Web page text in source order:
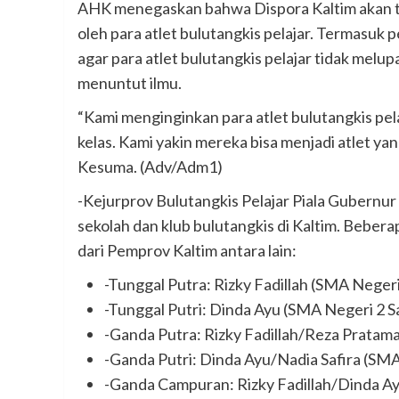
AHK menegaskan bahwa Dispora Kaltim
oleh para atlet bulutangkis pelajar. Termasuk
agar para atlet bulutangkis pelajar tidak
menuntut ilmu.
“Kami menginginkan para atlet bulutangkis
kelas. Kami yakin mereka bisa menjadi atlet
Kesuma. (Adv/Adm1)
-Kejurprov Bulutangkis Pelajar Piala
sekolah dan klub bulutangkis di Kaltim.
dari Pemprov Kaltim antara lain:
-Tunggal Putra: Rizky Fadillah (SMA
-Tunggal Putri: Dinda Ayu (SMA Negeri 2
-Ganda Putra: Rizky Fadillah/Reza
-Ganda Putri: Dinda Ayu/Nadia Safira
-Ganda Campuran: Rizky Fadillah/Dinda